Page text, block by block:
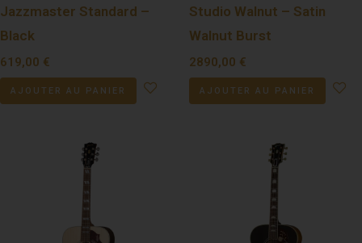
Jazzmaster Standard –
Black
619,00 €
AJOUTER AU PANIER
Studio Walnut – Satin
Walnut Burst
2890,00 €
AJOUTER AU PANIER